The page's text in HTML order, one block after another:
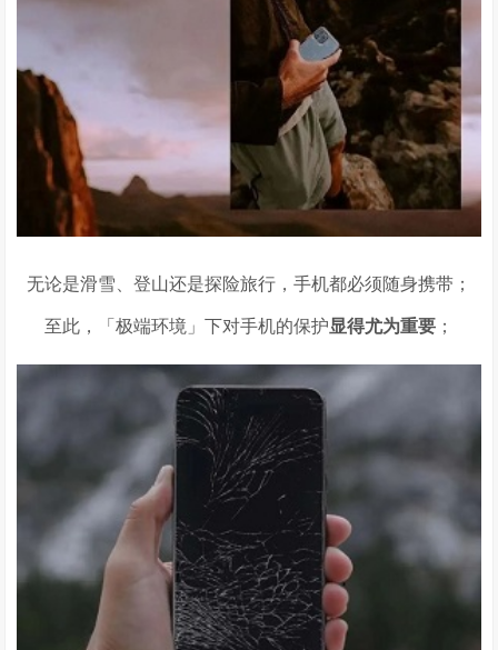
无论是滑雪、登山还是探险旅行，手机都必须随身携带；
至此，「极端环境」下对手机的保护显得尤为重要；